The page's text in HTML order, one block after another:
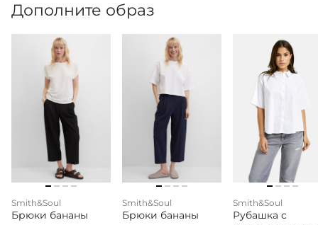
Дополните образ
Smith&Soul
Брюки бананы
Smith&Soul
Брюки бананы
Smith&Soul
Рубашка с